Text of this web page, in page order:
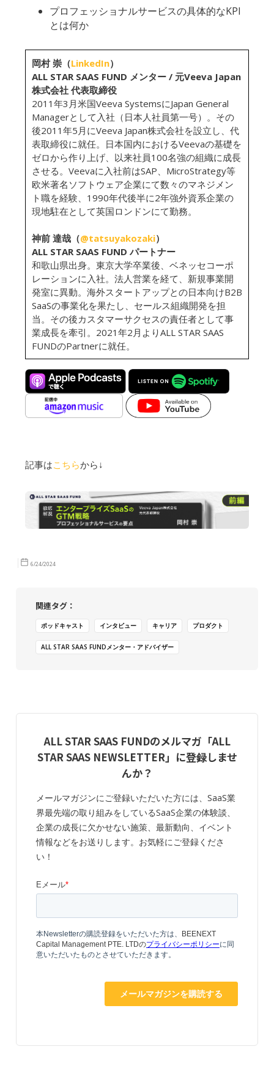
プロフェッショナルサービスの具体的なKPI
とは何か
岡村 崇（LinkedIn）
ALL STAR SAAS FUND メンター / 元Veeva Japan
株式会社 代表取締役
2011年3月米国Veeva SystemsにJapan General
Managerとして入社（日本人社員第一号）。その
後2011年5月にVeeva Japan株式会社を設立し、代
表取締役に就任。日本国内におけるVeevaの基礎を
ゼロから作り上げ、以来社員100名強の組織に成長
させる。Veevaに入社前はSAP、MicroStrategy等
欧米著名ソフトウェア企業にて数々のマネジメン
ト職を経験、1990年代後半に2年強外資系企業の
現地駐在として英国ロンドンにて勤務。
神前 達哉（@tatsuyakozaki）
ALL STAR SAAS FUND パートナー
和歌山県出身。東京大学卒業後、ベネッセコーポ
レーションに入社。法人営業を経て、新規事業開
発室に異動。海外スタートアップとの日本向けB2B
SaaSの事業化を果たし、セールス組織開発を担
当。その後カスタマーサクセスの責任者として事
業成長を牽引。2021年2月よりALL STAR SAAS
FUNDのPartnerに就任。
記事はこちらから↓
6/24/2024
関連タグ：
ポッドキャスト インタビュー キャリア プロダクト
ALL STAR SAAS FUNDメンター・アドバイザー
ALL STAR SAAS FUNDのメルマガ「ALL
STAR SAAS NEWSLETTER」に登録しませ
んか？
メールマガジンにご登録いただいた方には、SaaS業
界最先端の取り組みをしているSaaS企業の体験談、
企業の成長に欠かせない施策、最新動向、イベント
情報などをお送りします。お気軽にご登録くださ
い！